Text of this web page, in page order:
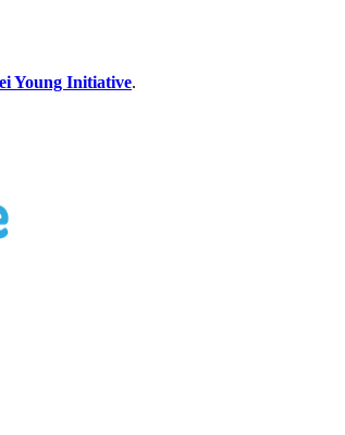
Young Initiative.